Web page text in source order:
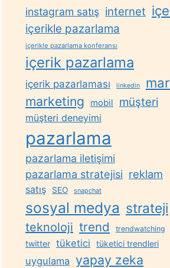
instagram satış internet
içerikle pazarlama
içerikle pazarlama konferansı
içerik pazarlama
içerik pazarlaması linkedin
marketing mobil müşteri
müşteri deneyimi
pazarlama
pazarlama iletişimi
pazarlama stratejisi reklam
satış SEO snapchat
sosyal medya strateji
teknoloji trend trendwatching
twitter tüketici tüketici trendleri
uygulama yapay zeka